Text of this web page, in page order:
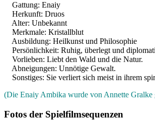
Gattung: Enaiy
Herkunft: Druos
Alter: Unbekannt
Merkmale: Kristallblut
Ausbildung: Heilkunst und Philosophie
Persönlichkeit: Ruhig, überlegt und
Vorlieben: Liebt den Wald und die Natur.
Abneigungen: Unnötige Gewalt.
Sonstiges: Sie verliert sich meist in ihrem
(Die Enaiy Ambika wurde von Annette Gralke
Fotos der Spielfilmsequenzen